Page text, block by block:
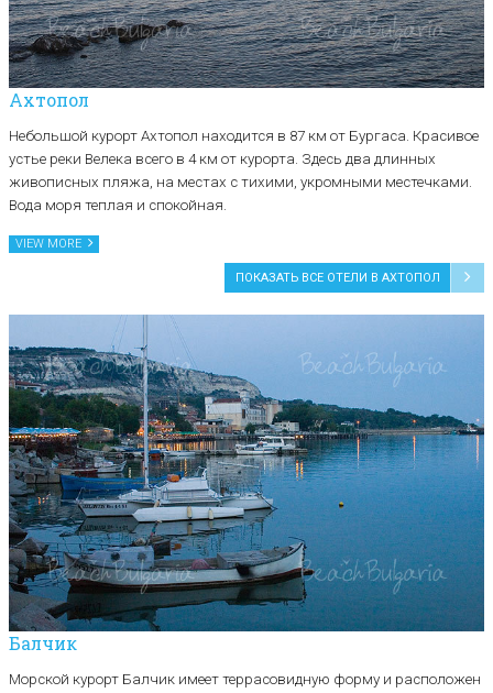
Ахтопол
Небольшой курорт Ахтопол находится в 87 км от Бургаса. Красивое
устье реки Велека всего в 4 км от курорта. Здесь два длинных
живописных пляжа, на местах с тихими, укромными местечками.
Вода моря теплая и спокойная.
VIEW MORE
ПОКАЗАТЬ ВСЕ ОТЕЛИ В АХТОПОЛ
Балчик
Морской курорт Балчик имеет террасовидную форму и расположен